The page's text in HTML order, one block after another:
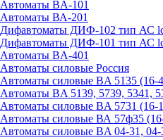
Автоматы BA-101
Автоматы ВА-201
Дифавтоматы ДИФ-102 тип АС
Дифавтоматы ДИФ-101 тип АС
Автоматы BA-401
Автоматы силовые Россия
Автоматы силовые BA 5135 (16-
Автоматы BA 5139, 5739, 5341,
Автоматы силовые BA 5731 (16-
Автоматы силовые ВА 57ф35
Автоматы силовые BA 04-31,